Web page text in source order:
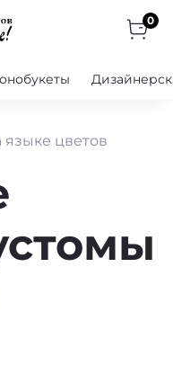
0
языке цветов